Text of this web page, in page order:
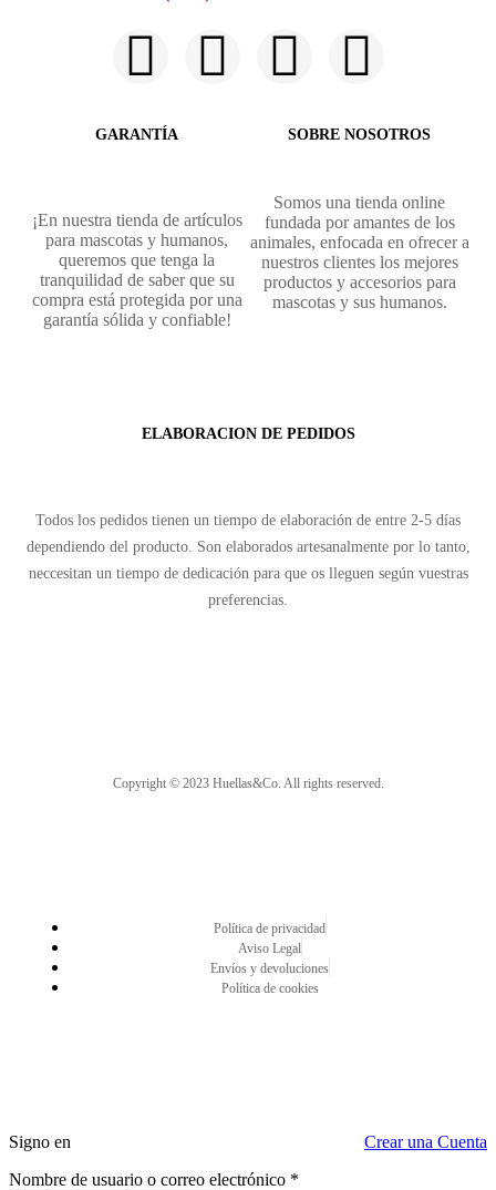
GARANTÍA
¡En nuestra tienda de artículos
para mascotas y humanos,
queremos que tenga la
tranquilidad de saber que su
compra está protegida por una
garantía sólida y confiable!
SOBRE NOSOTROS
Somos una tienda online
fundada por amantes de los
animales, enfocada en ofrecer a
nuestros clientes los mejores
productos y accesorios para
mascotas y sus humanos.
ELABORACION DE PEDIDOS
Todos los pedidos tienen un tiempo de elaboración de entre 2-5 días
dependiendo del producto. Son elaborados artesanalmente por lo tanto,
neccesitan un tiempo de dedicación para que os lleguen según vuestras
preferencias.
Copyright © 2023 Huellas&Co. All rights reserved.
Política de privacidad
Aviso Legal
Envíos y devoluciones
Política de cookies
Signo en
Crear una Cuenta
Nombre de usuario o correo electrónico *